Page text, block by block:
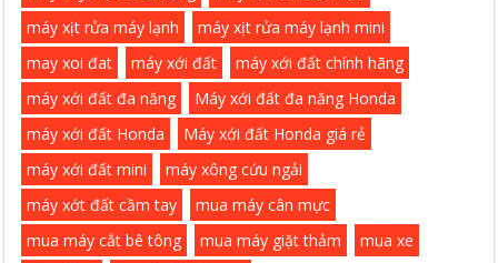
máy xịt rửa máy lạnh
máy xịt rửa máy lạnh mini
may xoi đat
máy xới đất
máy xới đất chính hãng
máy xới đất đa năng
Máy xới đất đa năng Honda
máy xới đất Honda
Máy xới đất Honda giá rẻ
máy xới đất mini
máy xông cứu ngải
máy xớt đất cầm tay
mua máy cân mực
mua máy cắt bê tông
mua máy giặt thảm
mua xe